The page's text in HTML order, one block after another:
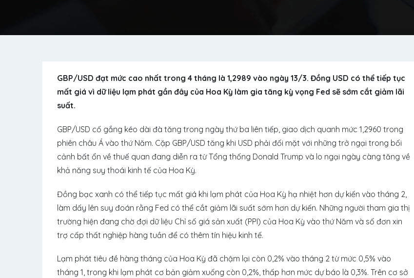
GBP/USD đạt mức cao nhất trong 4 tháng là 1,2989 vào ngày 13/3. Đồng USD có thể tiếp tục
mất giá vì dữ liệu lạm phát gần đây của Hoa Kỳ làm gia tăng kỳ vọng Fed sẽ sớm cắt giảm lãi
suất.
GBP/USD cố gắng kéo dài đà tăng trong ngày thứ ba liên tiếp, giao dịch quanh mức 1,2960 trong
phiên châu Á vào thứ Năm. Cặp GBP/USD tăng khi USD phải đối mặt với những trở ngại trong bối
cảnh bất ổn về thuế quan đang diễn ra từ Tổng thống Donald Trump và lo ngại ngày càng tăng về
khả năng suy thoái kinh tế của Hoa Kỳ.
Đồng bạc xanh có thể tiếp tục mất giá khi lạm phát của Hoa Kỳ hạ nhiệt hơn dự kiến ​​vào tháng 2,
làm dấy lên suy đoán rằng Fed có thể cắt giảm lãi suất sớm hơn dự kiến. Những người tham gia thị
trường hiện đang chờ đợi dữ liệu Chỉ số giá sản xuất (PPI) của Hoa Kỳ vào thứ Năm và số đơn xin
trợ cấp thất nghiệp hàng tuần để có thêm tín hiệu kinh tế.
Lạm phát tiêu đề hàng tháng của Hoa Kỳ đã chậm lại còn 0,2% vào tháng 2 từ mức 0,5% vào
tháng 1, trong khi lạm phát cơ bản giảm xuống còn 0,2%, thấp hơn mức dự báo là 0,3%. Trên cơ sở